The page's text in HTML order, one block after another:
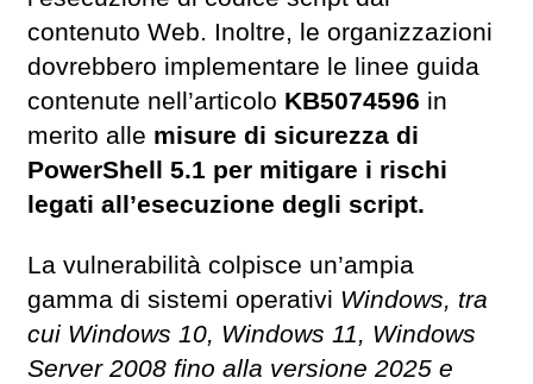
contenuto Web. Inoltre, le organizzazioni
dovrebbero implementare le linee guida
contenute nell’articolo KB5074596 in
merito alle misure di sicurezza di
PowerShell 5.1 per mitigare i rischi
legati all’esecuzione degli script.
La vulnerabilità colpisce un’ampia
gamma di sistemi operativi Windows, tra
cui Windows 10, Windows 11, Windows
Server 2008 fino alla versione 2025 e